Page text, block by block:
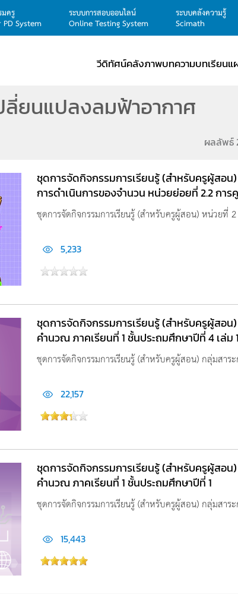
มครู
PD System
ระบบการสอบออนไลน์
Online Testing System
ระบบคลังความรู้
Scimath
วีดิทัศน์คลังภาพบทความบทเรียนแ
ลี่ยนแปลงลมฟ้าอากาศ
ผลลัพธ์
ชุดการจัดกิจกรรมการเรียนรู้ (สำหรับครูผู้สอ
การดำเนินการของจำนวน หน่วยย่อยที่ 2.2 กา
ชุดการจัดกิจกรรมการเรียนรู้ (สำหรับครูผู้สอน) หน่วยที่
5,233
ชุดการจัดกิจกรรมการเรียนรู้ (สำหรับครูผู้สอน)
คำนวณ ภาคเรียนที่ 1 ชั้นประถมศึกษาปีที่ 4 เล่ม
ชุดการจัดกิจกรรมการเรียนรู้ (สำหรับครูผู้สอน) กลุ่มสาร
22,157
ชุดการจัดกิจกรรมการเรียนรู้ (สำหรับครูผู้สอน)
คำนวณ ภาคเรียนที่ 1 ชั้นประถมศึกษาปีที่ 1
ชุดการจัดกิจกรรมการเรียนรู้ (สำหรับครูผู้สอน) กลุ่มสาร
15,443